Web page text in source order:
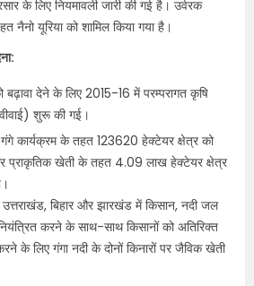
के लिए नियमावली जारी की गई है। उर्वरक
यूरिया को शामिल किया गया है।
देने के लिए 2015-16 में परम्परागत कृषि
शुरू की गई।
कार्यक्रम के तहत 123620 हेक्टेयर क्षेत्र को
प्राकृतिक खेती के तहत 4.09 लाख हेक्टेयर क्षेत्र
उत्तराखंड, बिहार और झारखंड में किसान, नदी जल
करने के साथ-साथ किसानों को अतिरिक्त
के लिए गंगा नदी के दोनों किनारों पर जैविक खेती